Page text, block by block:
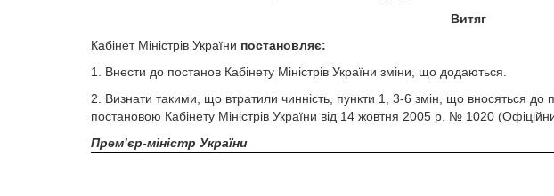
Витяг
Кабінет Міністрів України постановляє:
1. Внести до постанов Кабінету Міністрів України зміни, що додаються.
2. Визнати такими, що втратили чинність, пункти 1, 3-6 змін, що вносяться до
постановою Кабінету Міністрів України від 14 жовтня 2005 р. № 1020
Прем’єр-міністр України